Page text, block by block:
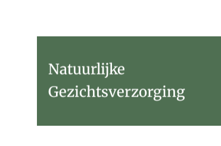
Natuurlijke
Gezichtsverzorging